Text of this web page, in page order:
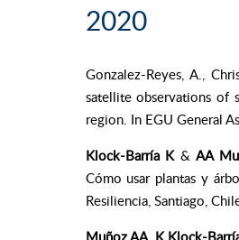
2020
Gonzalez-Reyes, A.,
satellite observations of
region. In EGU General
Klock-Barría K&AA
Cómo usar plantas y
Resiliencia, Santiago,
Muñoz AA K Klock-